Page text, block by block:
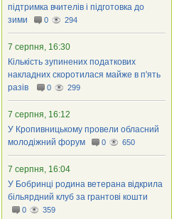
підтримка вчителів і підготовка до
зими
0 294
7 серпня, 16:30
Кількість зупинених податкових
накладних скоротилася майже в п'ять
разів
0 299
7 серпня, 16:12
У Кропивницькому провели обласний
молодіжний форум
0 650
7 серпня, 16:04
У Бобринці родина ветерана відкрила
більярдний клуб за грантові кошти
0 359